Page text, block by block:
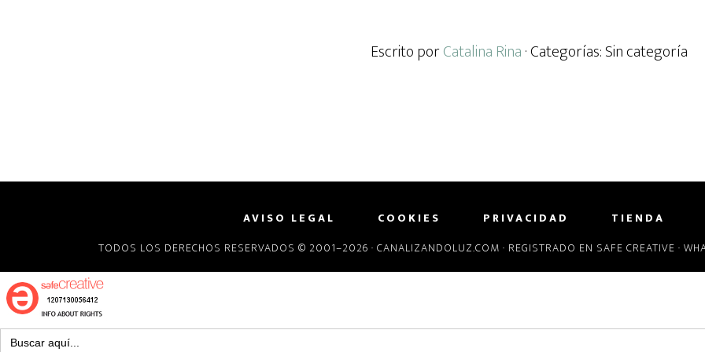
Escrito porCatalina Rina· Categorías: Sin categoría
AVISO LEGAL COOKIES PRIVACIDAD TIENDA
TODOS LOS DERECHOS RESERVADOS © 2001–2026 · CANALIZANDOLUZ.COM · REGISTRADO EN SAFE CREATIVE ·
Buscar: